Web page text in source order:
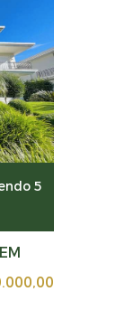
5